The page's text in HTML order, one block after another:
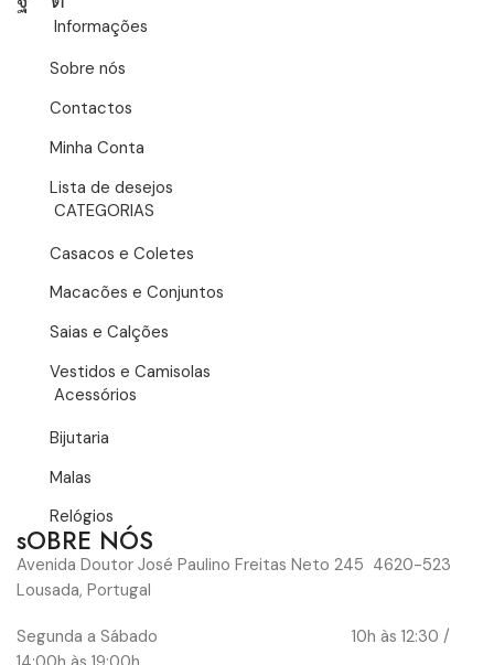
Facebook
Instagram
Informações
Sobre nós
Contactos
Minha Conta
Lista de desejos
CATEGORIAS
Casacos e Coletes
Macacões e Conjuntos
Saias e Calções
Vestidos e Camisolas
Acessórios
Bijutaria
Malas
Relógios
sOBRE NÓS
Avenida Doutor José Paulino Freitas Neto 245 4620-523
Lousada, Portugal
Segunda a Sábado 10h às 12:30 /